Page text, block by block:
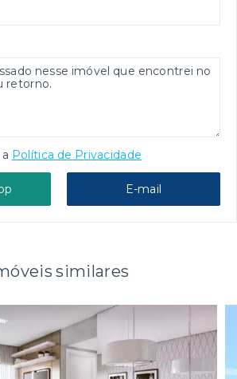
Política de Privacidade
E-mail
similares